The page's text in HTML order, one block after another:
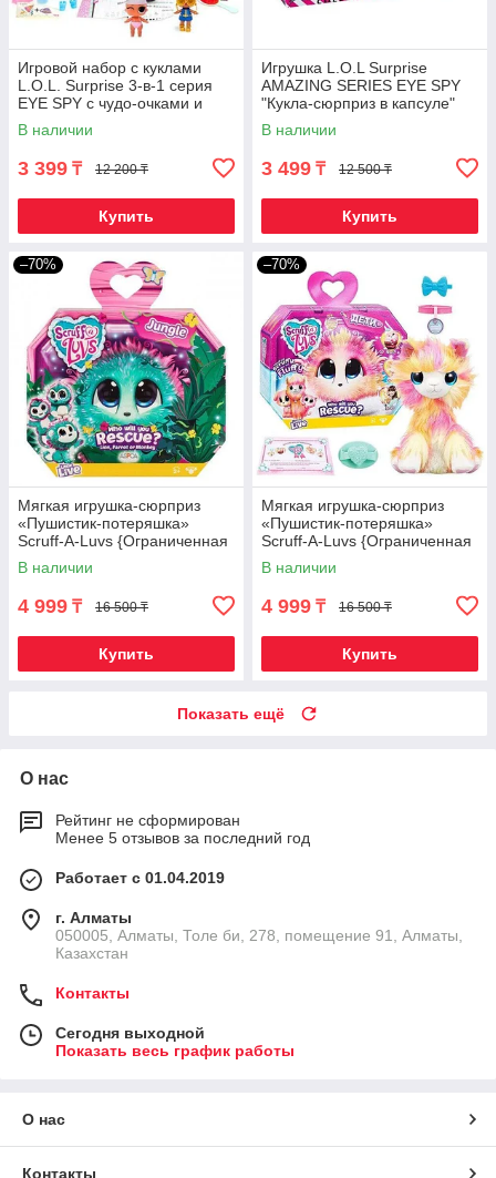
Игровой набор с куклами
L.O.L. Surprise 3-в-1 серия
EYE SPY с чудо-очками и
аксессуарами (с бургером)
В наличии
3 399 ₸ 12 200 ₸
Купить
Игрушка L.O.L Surprise
AMAZING SERIES EYE SPY
"Кукла-сюрприз в капсуле"
[качественная реплика]
В наличии
3 499 ₸ 12 500 ₸
Купить
–70%
Мягкая игрушка-сюрприз
«Пушистик-потеряшка»
Scruff-A-Luvs {Ограниченная
серия} (Джунгли)
В наличии
4 999 ₸ 16 500 ₸
Купить
–70%
Мягкая игрушка-сюрприз
«Пушистик-потеряшка»
Scruff-A-Luvs {Ограниченная
серия} (Дети)
В наличии
4 999 ₸ 16 500 ₸
Купить
Показать ещё
О нас
Рейтинг не сформирован
Менее 5 отзывов за последний год
Работает с 01.04.2019
г. Алматы
050005, Алматы, Толе би, 278, помещение 91, Алматы,
Казахстан
Контакты
Сегодня выходной
Показать весь график работы
О нас
Контакты